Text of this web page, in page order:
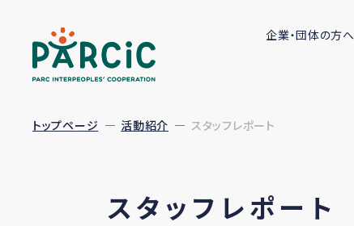
企業・団体の方へ
トップページ 活動紹介 スタッフレポート
スタッフレポート